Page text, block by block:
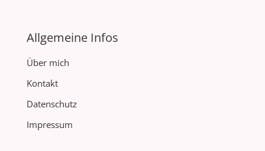
Allgemeine Infos
Über mich
Kontakt
Datenschutz
Impressum